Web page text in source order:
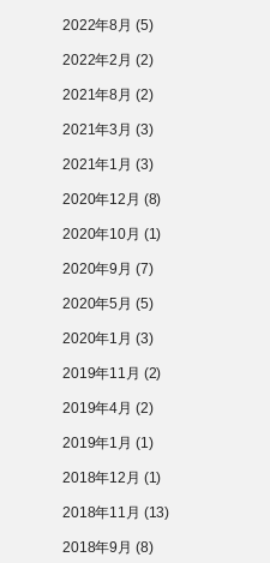
2022年8月 (5)
2022年2月 (2)
2021年8月 (2)
2021年3月 (3)
2021年1月 (3)
2020年12月 (8)
2020年10月 (1)
2020年9月 (7)
2020年5月 (5)
2020年1月 (3)
2019年11月 (2)
2019年4月 (2)
2019年1月 (1)
2018年12月 (1)
2018年11月 (13)
2018年9月 (8)